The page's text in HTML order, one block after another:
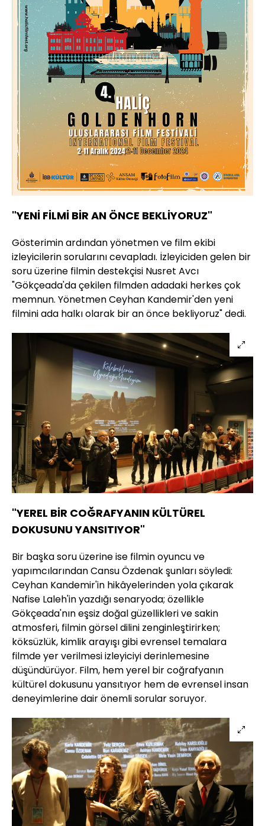
"YENİ FİLMİ BİR AN ÖNCE BEKLİYORUZ"
Gösterimin ardından yönetmen ve film ekibi
izleyicilerin sorularını cevapladı. İzleyiciden gelen bir
soru üzerine filmin destekçisi Nusret Avcı
"Gökçeada'da çekilen filmden adadaki herkes çok
memnun. Yönetmen Ceyhan Kandemir'den yeni
filmini ada halkı olarak bir an önce bekliyoruz" dedi.
"YEREL BİR COĞRAFYANIN KÜLTÜREL
DOKUSUNU YANSITIYOR"
Bir başka soru üzerine ise filmin oyuncu ve
yapımcılarından Cansu Özdenak şunları söyledi:
Ceyhan Kandemir'in hikâyelerinden yola çıkarak
Nafise Laleh'in yazdığı senaryoda; özellikle
Gökçeada'nın eşsiz doğal güzellikleri ve sakin
atmosferi, filmin görsel dilini zenginleştirirken;
köksüzlük, kimlik arayışı gibi evrensel temalara
filmde yer verilmesi izleyiciyi derinlemesine
düşündürüyor. Film, hem yerel bir coğrafyanın
kültürel dokusunu yansıtıyor hem de evrensel insan
deneyimlerine dair önemli sorular soruyor.